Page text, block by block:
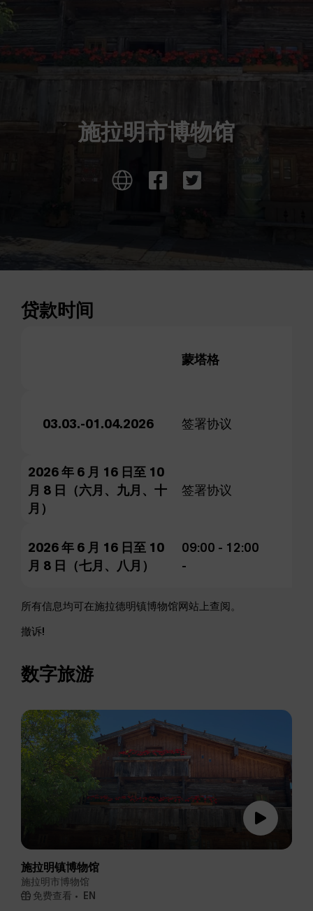
施拉明市博物馆
贷款时间
蒙塔格
03.03.-01.04.2026 签署协议
2026 年 6 月 16 日至 10
月 8 日（六月、九月、十
月）
签署协议
2026 年 6 月 16 日至 10
月 8 日（七月、八月）
09:00 - 12:00
-
所有信息均可在施拉德明镇博物馆网站上查阅。
撤诉!
数字旅游
施拉明镇博物馆
施拉明市博物馆
免费查看
EN